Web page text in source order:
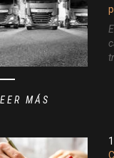
MÁS